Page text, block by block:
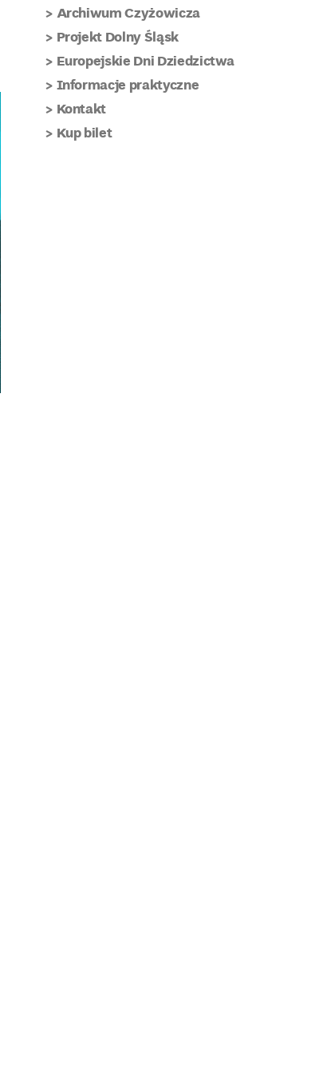
Archiwum Czyżowicza
Projekt Dolny Śląsk
Europejskie Dni Dziedzictwa
Informacje praktyczne
Kontakt
Kup bilet